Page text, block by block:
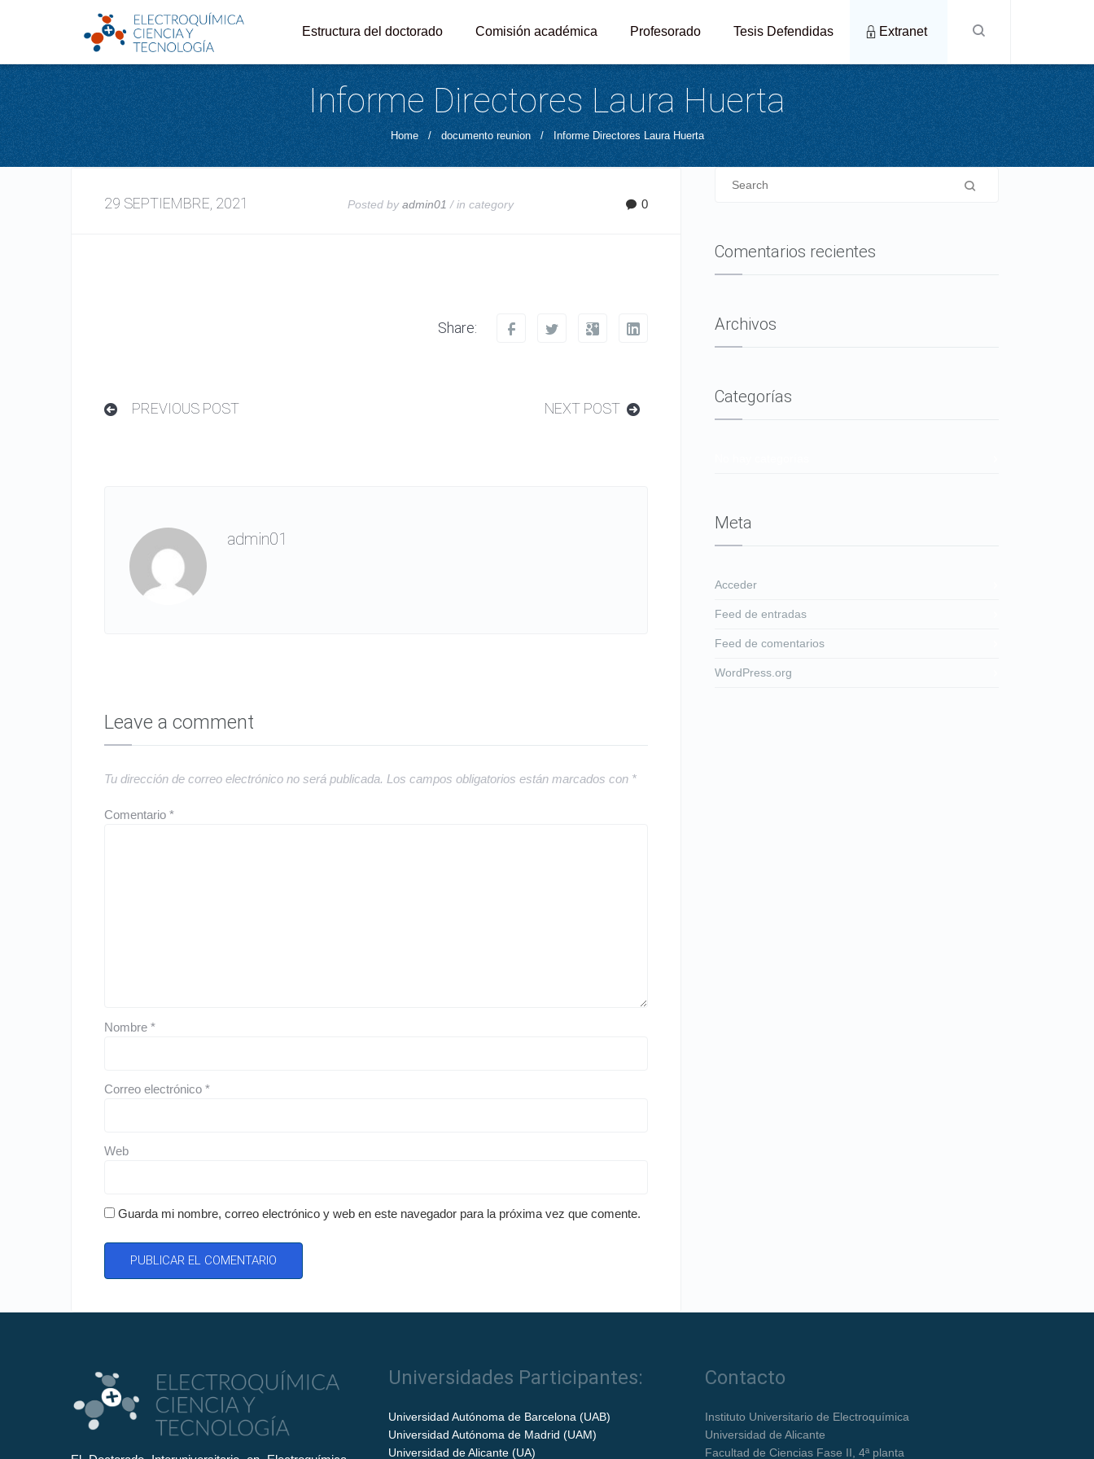
Estructura del doctorado Comisión académica Profesorado Tesis Defendidas Extranet
Informe Directores Laura Huerta
Home / documento reunion / Informe Directores Laura Huerta
29 SEPTIEMBRE, 2021 Posted byadmin01 / incategory 0
Share:
PREVIOUS POST NEXT POST
admin01
Leave a comment
Tu dirección de correo electrónico no será publicada. Los campos obligatorios están marcados con *
Comentario *
Nombre *
Correo electrónico *
Web
Guarda mi nombre, correo electrónico y web en este navegador para la próxima vez que comente.
Comentarios recientes
Archivos
Categorías
Meta
Acceder
Feed de entradas
Feed de comentarios
WordPress.org
Universidades Participantes:
Universidad Autónoma de Barcelona (UAB)
Universidad Autónoma de Madrid (UAM)
Universidad de Alicante (UA)
Contacto
Instituto Universitario de Electroquímica
Universidad de Alicante
Facultad de Ciencias Fase II, 4ª planta